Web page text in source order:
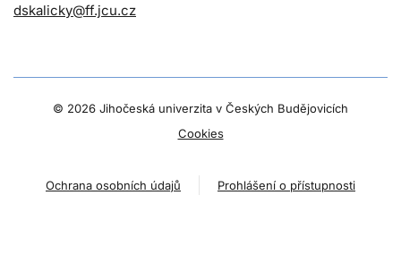
dskalicky@ff.jcu.cz
© 2026 Jihočeská univerzita v Českých Budějovicích
Cookies
Ochrana osobních údajů Prohlášení o přístupnosti